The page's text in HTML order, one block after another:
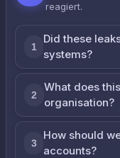
reagiert.
1
Did these
systems?
2
What does
organisation?
3
How should
accounts?